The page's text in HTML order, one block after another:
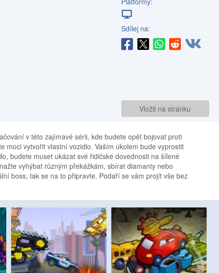
Sdílej na:
Vložit na stránku
v této zajímavé sérii, kde budete opět bojovat proti
moci vytvořit vlastní vozidlo. Vaším úkolem bude vyprostit
budete muset ukázat své řidičské dovednosti na šílené
vyhýbat různým překážkám, sbírat diamanty nebo
boss, tak se na to připravte. Podaří se vám projít vše bez